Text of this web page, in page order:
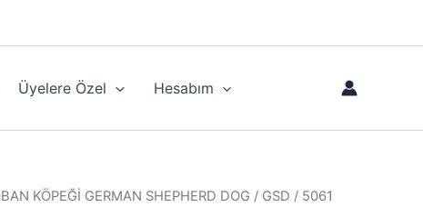
Üyelere Özel Hesabım
KÖPEĞİ GERMAN SHEPHERD DOG / GSD / 5061